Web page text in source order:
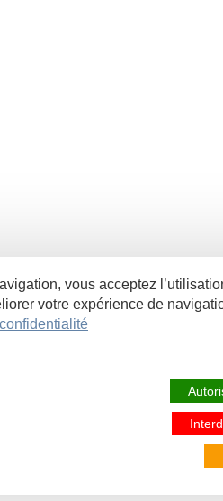
vous acceptez
votre expérience de